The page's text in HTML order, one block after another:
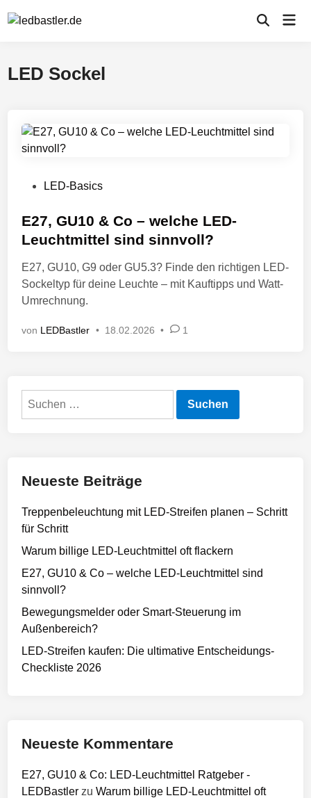
Inhalt
Suche
LED Sockel
r
ö
f
e
n
l
i
LED-Basics
E27, GU10 & Co – welche LED-
Leuchtmittel sind sinnvoll?
E27, GU10, G9 oder GU5.3? Finde den richtigen LED-
Sockeltyp für deine Leuchte – mit Kauftipps und Watt-
Umrechnung.
von LEDBastler • 18.02.2026 • 1
Suchen
Neueste Beiträge
Treppenbeleuchtung mit LED-Streifen planen – Schritt
für Schritt
Warum billige LED-Leuchtmittel oft flackern
E27, GU10 & Co – welche LED-Leuchtmittel sind
sinnvoll?
Bewegungsmelder oder Smart-Steuerung im
Außenbereich?
LED-Streifen kaufen: Die ultimative Entscheidungs-
Checkliste 2026
Neueste Kommentare
E27, GU10 & Co: LED-Leuchtmittel Ratgeber -
LEDBastler zuWarum billige LED-Leuchtmittel oft